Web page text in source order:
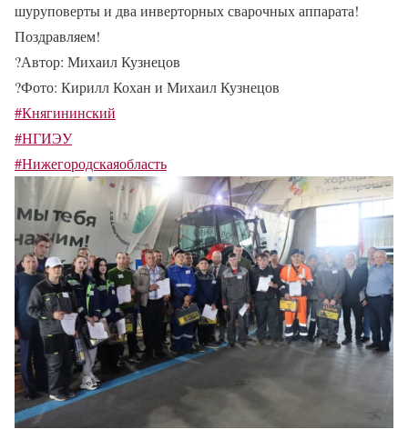
шуруповерты и два инверторных сварочных аппарата!
Поздравляем!
?Автор: Михаил Кузнецов
?Фото: Кирилл Кохан и Михаил Кузнецов
#Княгининский
#НГИЭУ
#Нижегородскаяобласть